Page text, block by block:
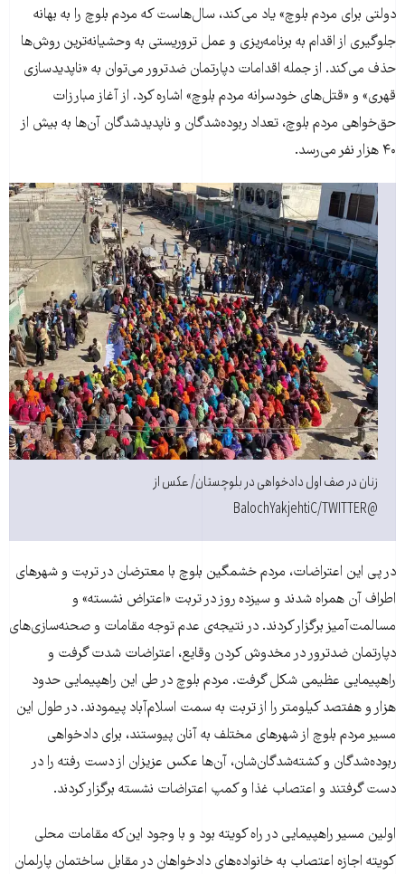
دولتی برای مردم بلوچ» یاد می‌کند، سال‌هاست که مردم بلوچ را به بهانه
جلوگیری از اقدام به برنامه‌ریزی و عمل تروریستی به وحشیانه‌ترین روش‌ها
حذف می‌کند. از جمله اقدامات دپارتمان ضدترور می‌توان به «ناپدید‌سازی
قهری» و «قتل‌های خودسرانه مردم بلوچ» اشاره کرد. از آغاز مبارزات
حق‌خواهی مردم بلوچ، تعداد ربوده‌شدگان و ناپدیدشدگان آن‌ها به بیش از
۴۰ هزار نفر می‌رسد.
زنان در صف اول دادخواهی در بلوچستان/ عکس از
@BalochYakjehtiC/TWITTER
در پی این اعتراضات، مردم خشمگین بلوچ با معترضان در تربت و شهرهای
اطراف آن همراه شدند و سیزده روز در تربت «اعتراض نشسته» و
مسالمت‌آمیز برگزار کردند. در نتیجه‌ی عدم توجه مقامات و صحنه‌سازی‌های
دپارتمان ضدترور در مخدوش کردن وقایع، اعتراضات شدت گرفت و
راهپیمایی عظیمی شکل گرفت. مردم بلوچ در طی این راهپیمایی حدود
هزار و هفتصد کیلومتر را از تربت به سمت اسلام‌آباد پیمودند. در طول این
مسیر مردم بلوچ از شهرهای مختلف به آنان پیوستند، برای دادخواهی
ربوده‌شدگان و کشته‌شدگان‌شان، آن‌ها عکس عزیزان از دست رفته را در
دست گرفتند و اعتصاب غذا و کمپ اعتراضات نشسته برگزار کردند.
اولین مسیر راهپیمایی در راه کویته بود و با وجود این‌که مقامات محلی
کویته اجازه اعتصاب به خانواده‌های دادخواهان در مقابل ساختمان پارلمان